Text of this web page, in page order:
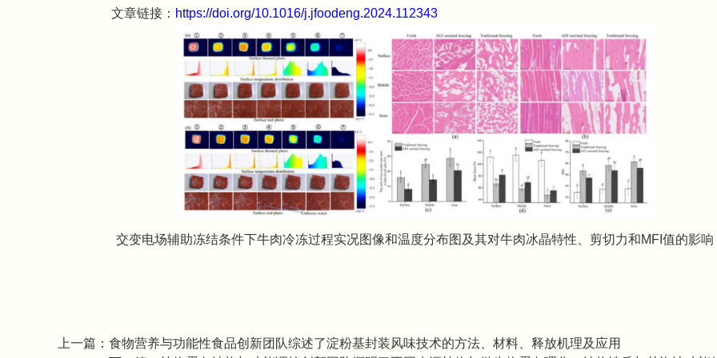
文章链接： https://doi.org/10.1016/j.jfoodeng.2024.112343
交变电场辅助冻结条件下牛肉冷冻过程实况图像和温度分布图及其对牛肉冰晶特性、剪切力和MFI值的影响
上一篇： 食物营养与功能性食品创新团队综述了淀粉基封装风味技术的方法、材料、释放机理及应用